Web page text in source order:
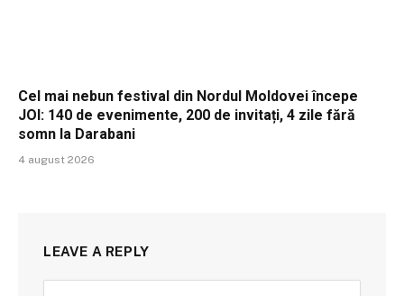
Cel mai nebun festival din Nordul Moldovei începe
JOI: 140 de evenimente, 200 de invitați, 4 zile fără
somn la Darabani
4 august 2026
LEAVE A REPLY